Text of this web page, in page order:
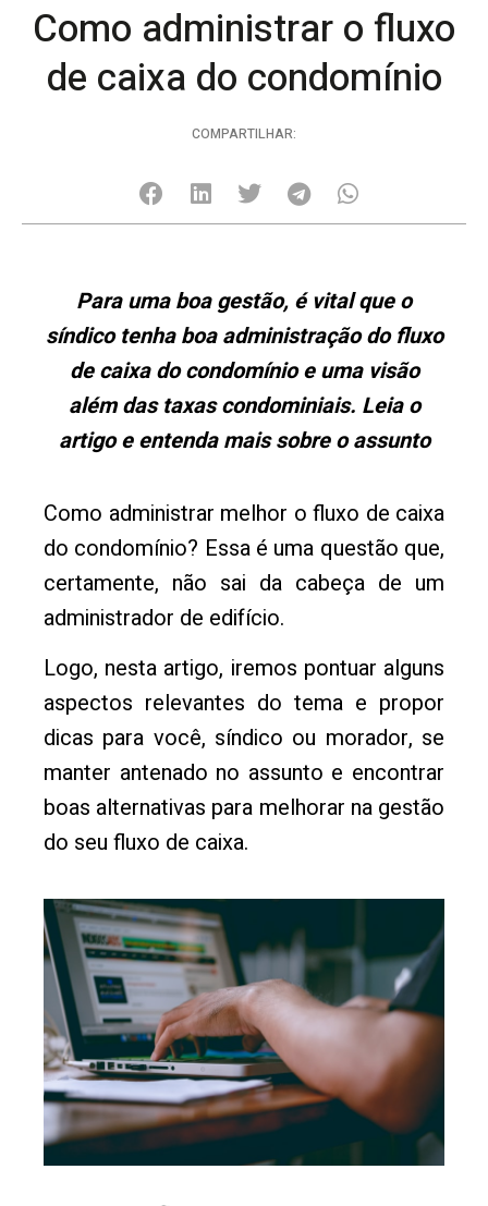
Como administrar o fluxo
de caixa do condomínio
COMPARTILHAR:
Para uma boa gestão, é vital que o
síndico tenha boa administração do fluxo
de caixa do condomínio e uma visão
além das taxas condominiais. Leia o
artigo e entenda mais sobre o assunto
Como administrar melhor o fluxo de caixa
do condomínio? Essa é uma questão que,
certamente, não sai da cabeça de um
administrador de edifício.
Logo, nesta artigo, iremos pontuar alguns
aspectos relevantes do tema e propor
dicas para você, síndico ou morador, se
manter antenado no assunto e encontrar
boas alternativas para melhorar na gestão
do seu fluxo de caixa.